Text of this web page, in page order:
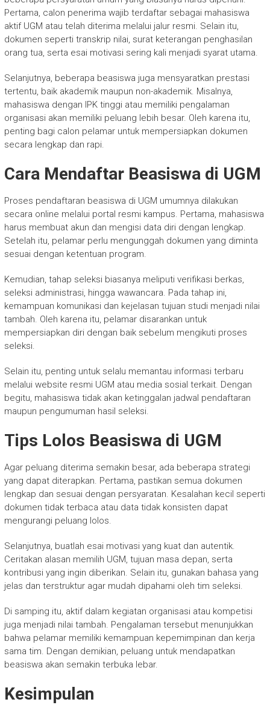
Pertama, calon penerima wajib terdaftar sebagai mahasiswa
aktif UGM atau telah diterima melalui jalur resmi. Selain itu,
dokumen seperti transkrip nilai, surat keterangan penghasilan
orang tua, serta esai motivasi sering kali menjadi syarat utama.
Selanjutnya, beberapa beasiswa juga mensyaratkan prestasi
tertentu, baik akademik maupun non-akademik. Misalnya,
mahasiswa dengan IPK tinggi atau memiliki pengalaman
organisasi akan memiliki peluang lebih besar. Oleh karena itu,
penting bagi calon pelamar untuk mempersiapkan dokumen
secara lengkap dan rapi.
Cara Mendaftar Beasiswa di UGM
Proses pendaftaran beasiswa di UGM umumnya dilakukan
secara online melalui portal resmi kampus. Pertama, mahasiswa
harus membuat akun dan mengisi data diri dengan lengkap.
Setelah itu, pelamar perlu mengunggah dokumen yang diminta
sesuai dengan ketentuan program.
Kemudian, tahap seleksi biasanya meliputi verifikasi berkas,
seleksi administrasi, hingga wawancara. Pada tahap ini,
kemampuan komunikasi dan kejelasan tujuan studi menjadi nilai
tambah. Oleh karena itu, pelamar disarankan untuk
mempersiapkan diri dengan baik sebelum mengikuti proses
seleksi.
Selain itu, penting untuk selalu memantau informasi terbaru
melalui website resmi UGM atau media sosial terkait. Dengan
begitu, mahasiswa tidak akan ketinggalan jadwal pendaftaran
maupun pengumuman hasil seleksi.
Tips Lolos Beasiswa di UGM
Agar peluang diterima semakin besar, ada beberapa strategi
yang dapat diterapkan. Pertama, pastikan semua dokumen
lengkap dan sesuai dengan persyaratan. Kesalahan kecil seperti
dokumen tidak terbaca atau data tidak konsisten dapat
mengurangi peluang lolos.
Selanjutnya, buatlah esai motivasi yang kuat dan autentik.
Ceritakan alasan memilih UGM, tujuan masa depan, serta
kontribusi yang ingin diberikan. Selain itu, gunakan bahasa yang
jelas dan terstruktur agar mudah dipahami oleh tim seleksi.
Di samping itu, aktif dalam kegiatan organisasi atau kompetisi
juga menjadi nilai tambah. Pengalaman tersebut menunjukkan
bahwa pelamar memiliki kemampuan kepemimpinan dan kerja
sama tim. Dengan demikian, peluang untuk mendapatkan
beasiswa akan semakin terbuka lebar.
Kesimpulan